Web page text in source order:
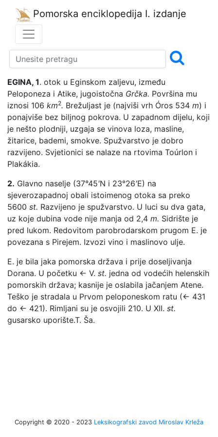
Pomorska enciklopedija I. izdanje
EGINA, 1. otok u Eginskom zaljevu, između
Peloponeza i Atike, jugoistočna Grčka. Površina mu
iznosi 106 km2. Brežuljast je (najviši vrh Óros 534 m) i
ponajviše bez biljnog pokrova. U zapadnom dijelu, koji
je nešto plodniji, uzgaja se vinova loza, masline,
žitarice, bademi, smokve. Spužvarstvo je dobro
razvijeno. Svjetionici se nalaze na rtovima Toúrlon i
Plakákia.
2. Glavno naselje (37°45'N i 23°26'E) na
sjeverozapadnoj obali istoimenog otoka sa preko
5600 st. Razvijeno je spužvarstvo. U luci su dva gata,
uz koje dubina vode nije manja od 2,4 m. Sidrište je
pred lukom. Redovitom parobrodarskom prugom E. je
povezana s Pirejem. Izvozi vino i maslinovo ulje.
E. je bila jaka pomorska država i prije doseljivanja
Dorana. U početku ← V. st. jedna od vodećih helenskih
pomorskih država; kasnije je oslabila jačanjem Atene.
Teško je stradala u Prvom peloponeskom ratu (← 431
do ← 421). Rimljani su je osvojili 210. U XII. st.
gusarsko uporište.T. Ša.
Copyright © 2020 - 2023 Leksikografski zavod Miroslav Krleža